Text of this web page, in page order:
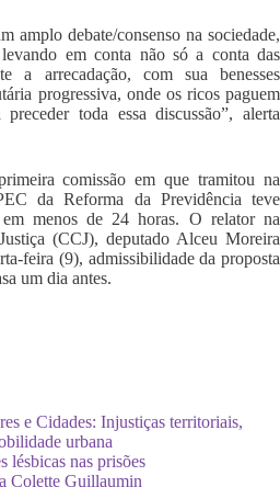
amplo debate/consenso na sociedade,
em conta não só a conta das
a arrecadação, com sua benesses
progressiva, onde os ricos paguem
toda essa discussão”, alerta
comissão em que tramitou na
da Reforma da Previdência teve
em menos de 24 horas. O relator na
(CCJ), deputado Alceu Moreira
feira (9), admissibilidade da proposta
um dia antes.
e Cidades: Injustiças territoriais,
urbana
lésbicas nas prisões
Colette Guillaumin